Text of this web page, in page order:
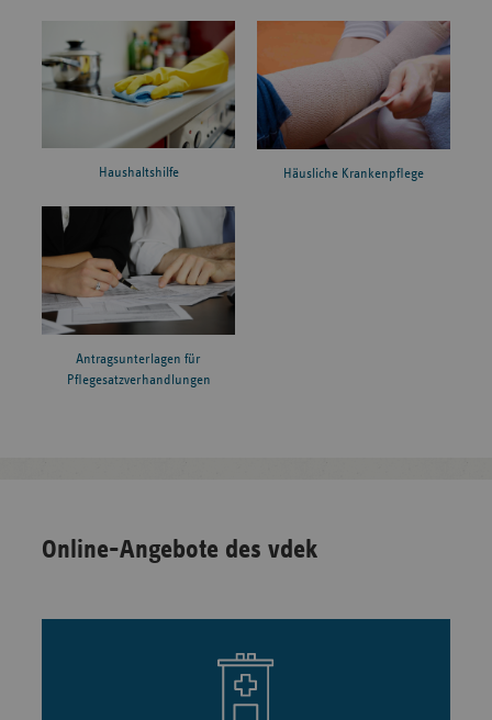
Haushaltshilfe Häusliche Krankenpflege
Antragsunterlagen für
Pflegesatzverhandlungen
Online-Angebote des vdek